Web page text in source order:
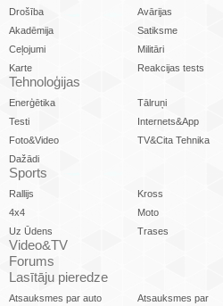
Drošība Avārijas
Akadēmija
Satiksme
Ceļojumi
Militāri
Karte
Reakcijas tests
Tehnoloģijas
Enerģētika Tālruņi
Testi
Internets&App
Foto&Video
TV&Cita Tehnika
Dažādi
Sports
Rallijs Kross
4x4
Moto
Uz Ūdens
Trases
Video&TV
Forums
Lasītāju pieredze
Atsauksmes par auto
Atsauksmes par